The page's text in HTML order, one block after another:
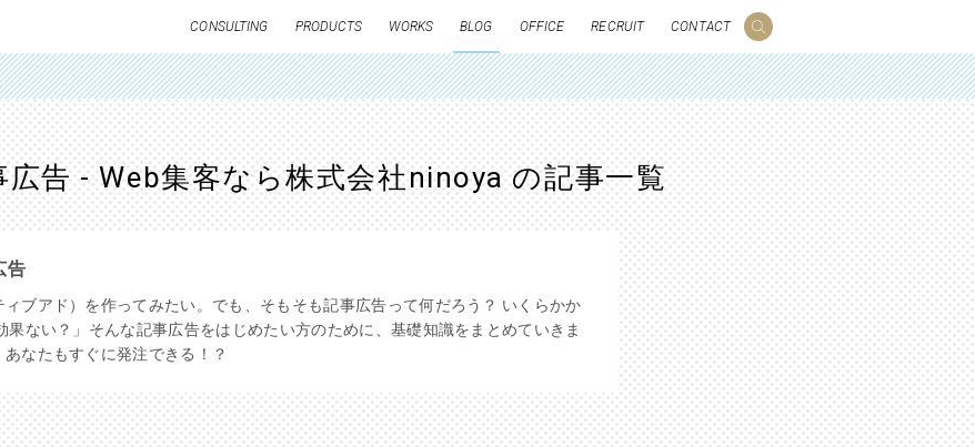
CONSULTING PRODUCTS WORKS BLOG OFFICE RECRUIT CONTACT
告 - Web集客なら株式会社ninoya の記事一覧
告
ィブアド）を作ってみたい。でも、そもそも記事広告って何だろう？ いくらかか
果ない？」そんな記事広告をはじめたい方のために、基礎知識をまとめていきま
なたもすぐに発注できる！？